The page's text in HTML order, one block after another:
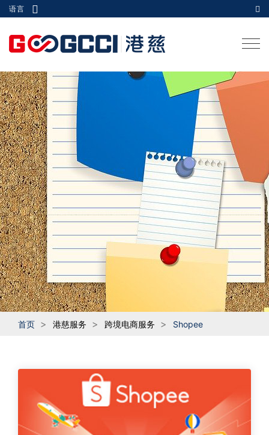
语言
首页 港慈服务 跨境电商服务 Shopee